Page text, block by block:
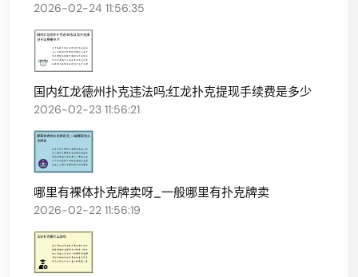
2026-02-24 11:56:35
国内红龙德州扑克违法吗;红龙扑克提现手续费是多少
2026-02-23 11:56:21
哪里有裸体扑克牌卖呀_一般哪里有扑克牌卖
2026-02-22 11:56:19